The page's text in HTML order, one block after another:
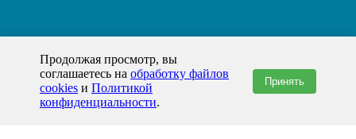
Продолжая просмотр, вы
соглашаетесь на обработку файлов
cookies и Политикой
конфиденциальности.
Принять